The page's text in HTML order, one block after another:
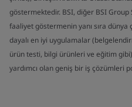
göstermektedir. BSI, diğer BSI
faaliyet göstermenin yanı sıra
dayalı en iyi uygulamalar
ürün testi, bilgi ürünleri ve eğitim
yardımcı olan geniş bir iş çözümleri